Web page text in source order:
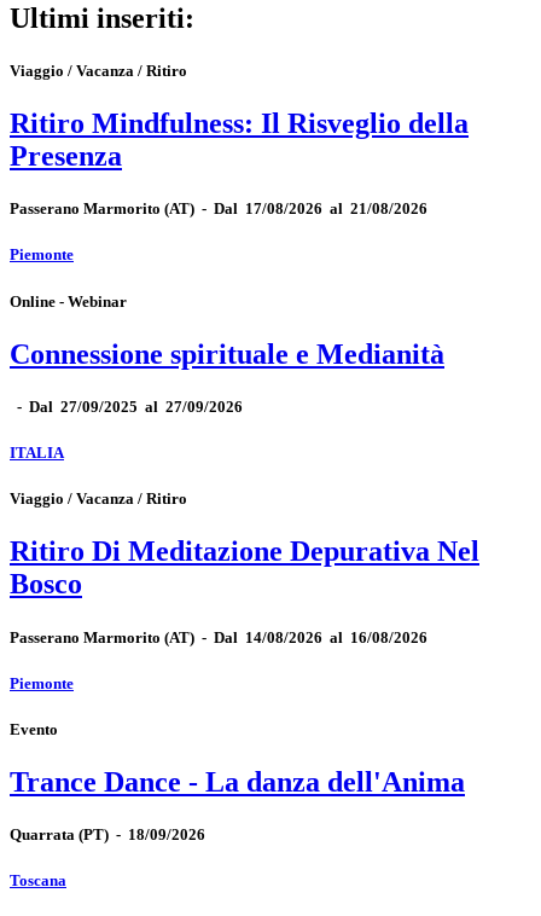
Ultimi inseriti:
Viaggio / Vacanza / Ritiro
Ritiro Mindfulness: Il Risveglio della
Presenza
Passerano Marmorito (AT) - Dal 17/08/2026 al 21/08/2026
Piemonte
Online - Webinar
Connessione spirituale e Medianità
- Dal 27/09/2025 al 27/09/2026
ITALIA
Viaggio / Vacanza / Ritiro
Ritiro Di Meditazione Depurativa Nel
Bosco
Passerano Marmorito (AT) - Dal 14/08/2026 al 16/08/2026
Piemonte
Evento
Trance Dance - La danza dell'Anima
Quarrata (PT) - 18/09/2026
Toscana